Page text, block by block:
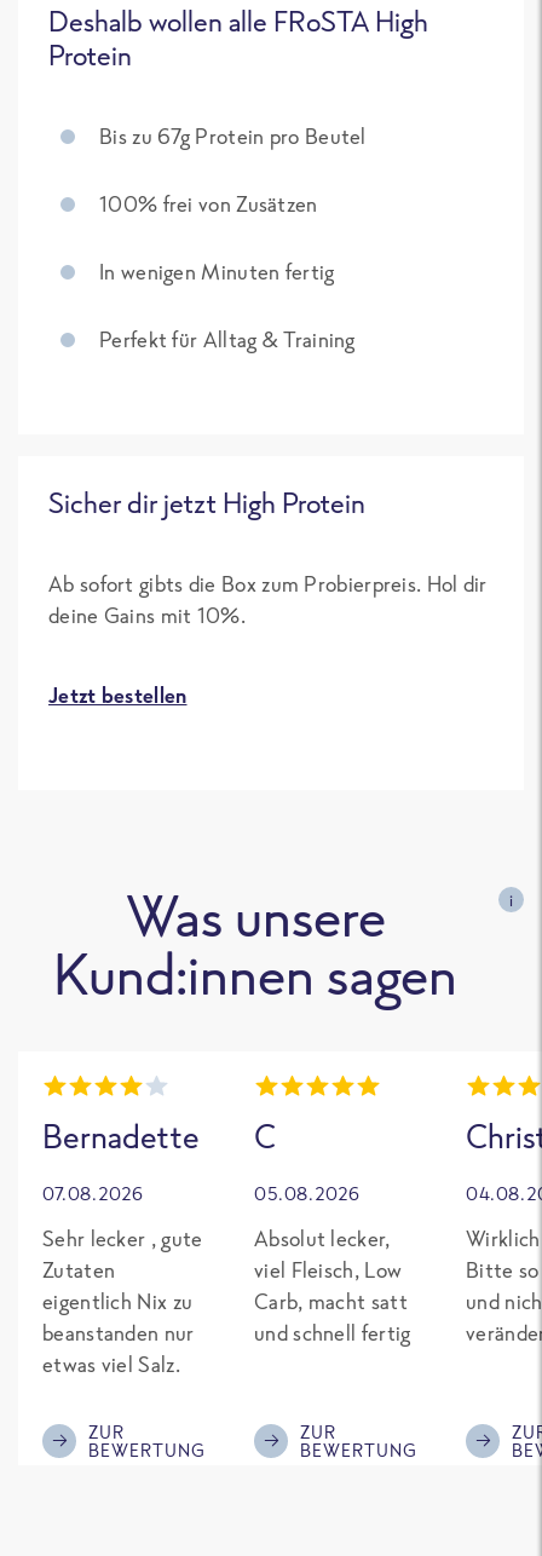
Deshalb wollen alle FRoSTA High
Protein
Bis zu 67g Protein pro Beutel
100% frei von Zusätzen
In wenigen Minuten fertig
Perfekt für Alltag & Training
Sicher dir jetzt High Protein
Ab sofort gibts die Box zum Probierpreis. Hol dir
deine Gains mit 10%.
Jetzt bestellen
Was unsere
Kund:innen sagen
i
Bernadette
07.08.2026
Sehr lecker , gute
Zutaten
eigentlich Nix zu
beanstanden nur
etwas viel Salz.
ZUR
BEWERTUNG
C
05.08.2026
Absolut lecker,
viel Fleisch, Low
Carb, macht satt
und schnell fertig
ZUR
BEWERTUNG
Bitte so
und